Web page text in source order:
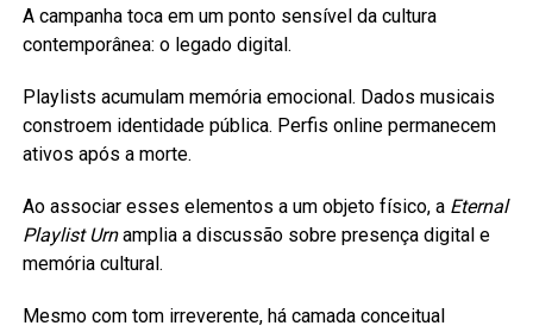
A campanha toca em um ponto sensível da cultura
contemporânea: o legado digital.
Playlists acumulam memória emocional. Dados musicais
constroem identidade pública. Perfis online permanecem
ativos após a morte.
Ao associar esses elementos a um objeto físico, a Eternal
Playlist Urnamplia a discussão sobre presença digital e
memória cultural.
Mesmo com tom irreverente, há camada conceitual